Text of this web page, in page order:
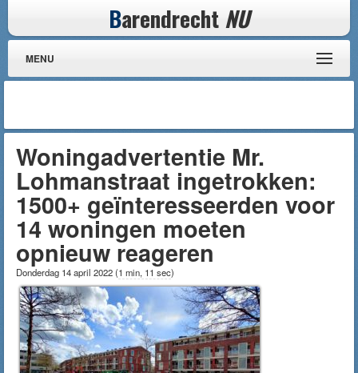
Barendrecht NU
MENU
Woningadvertentie Mr.
Lohmanstraat ingetrokken:
1500+ geïnteresseerden voor
14 woningen moeten
opnieuw reageren
Donderdag 14 april 2022(1 min, 11 sec)